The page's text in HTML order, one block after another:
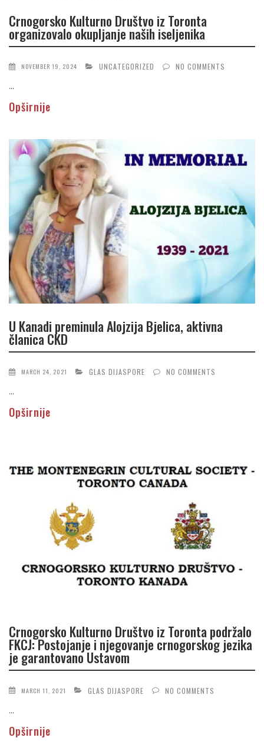
Crnogorsko Kulturno Društvo iz Toronta
organizovalo okupljanje naših iseljenika
NOVEMBER 19, 2024 UNCATEGORIZED NO COMMENTS
...
Opširnije
U Kanadi preminula Alojzija Bjelica, aktivna
članica CKD
MARCH 24, 2021 GLAS DIJASPORE NO COMMENTS
...
Opširnije
Crnogorsko Kulturno Društvo iz Toronta podržalo
FKCJ: Postojanje i njegovanje crnogorskog jezika
je garantovano Ustavom
MARCH 11, 2021 GLAS DIJASPORE NO COMMENTS
...
Opširnije